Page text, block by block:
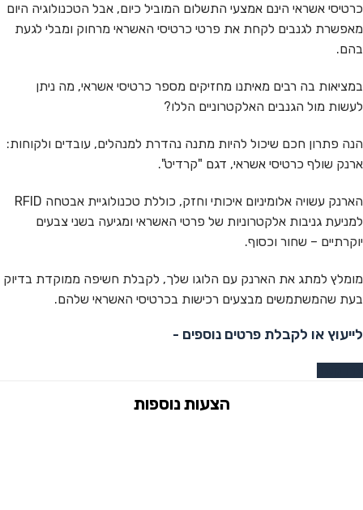
כרטיסי אשראי הינם אמצעי התשלום המוביל כיום, אבל הטכנולוגיה היום
מאפשרת לגנבים לקחת את פרטי כרטיסי האשראי מרחוק ומבלי לגעת
בהם.
במציאות בה רבים מאיתנו מחזיקים מספר כרטיסי אשראי, מה ניתן
לעשות מול הגנבים האלקטרוניים הללו?
הנה פתרון חכם שיכול להיות מתנה נהדרת למנהלים, עובדים ולקוחות:
ארנק שולף כרטיסי אשראי, דגם "קרדיט".
הארנק עשויה אלומיניום איכותי וחזק, כוללת טכנולוגיית אבטחה RFID
למניעת גניבות אלקטרוניות של פרטי האשראי ומגיעה בשני צבעים
יוקרתיים – שחור וכסוף.
מומלץ למתג את הארנק עם הלוגו שלך, לקבלת חשיפה ממוקדת בדיוק
בעת שהמשתמשים מבצעים רכישות בכרטיסי האשראי שלהם.
לייעוץ או לקבלת פרטים נוספים -